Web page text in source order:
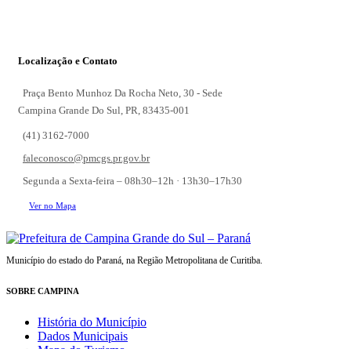
Localização e Contato
Praça Bento Munhoz Da Rocha Neto, 30 - Sede
Campina Grande Do Sul, PR, 83435-001
(41) 3162-7000
faleconosco@pmcgs.pr.gov.br
Segunda a Sexta-feira – 08h30–12h · 13h30–17h30
Ver no Mapa
Município do estado do Paraná, na Região Metropolitana de Curitiba.
SOBRE CAMPINA
História do Município
Dados Municipais